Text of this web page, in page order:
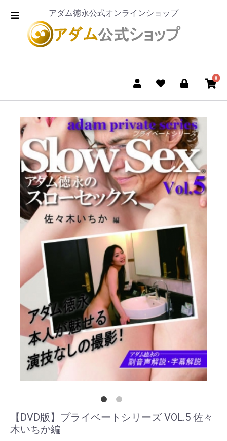
アダム徳永公式オンラインショップ
0
【DVD版】プライベートシリーズ VOL.5 佐々
木いちか編